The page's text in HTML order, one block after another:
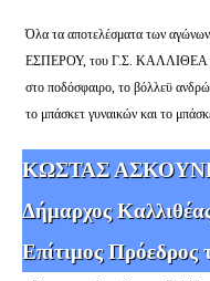
Όλα τα αποτελέσματα των αγώνων
ΕΣΠΕΡΟΥ, του Γ.Σ. ΚΑΛΛΙΘΕΑ
στο ποδόσφαιρο, το βόλλεϋ
το μπάσκετ γυναικών και το
ΚΩΣΤΑΣ
Δήμαρχος
Επίτιμος